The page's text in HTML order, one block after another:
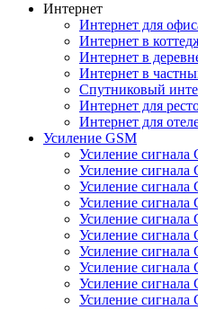
Интернет
Интернет для
Интернет в
Интернет в
Интернет в
Спутниковый
Интернет для
Интернет для
Усиление GSM
Усиление сигнала
Усиление сигнала
Усиление сигнала
Усиление сигнала
Усиление сигнала
Усиление сигнала
Усиление сигнала
Усиление сигнала
Усиление сигнала
Усиление сигнала